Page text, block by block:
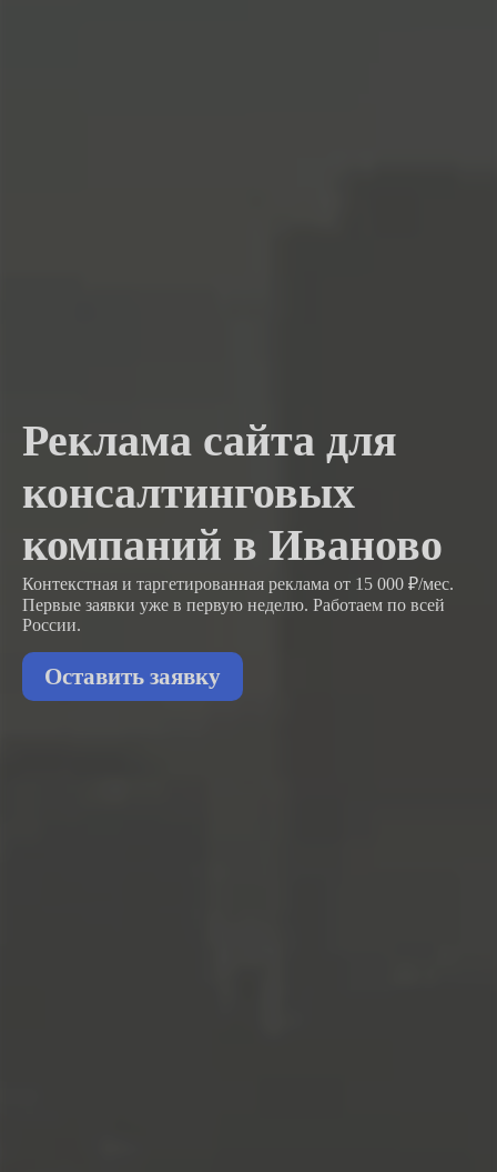
Реклама сайта для
консалтинговых
компаний в Иваново
Контекстная и таргетированная реклама от 15 000 ₽/мес.
Первые заявки уже в первую неделю. Работаем по всей
России.
Оставить заявку